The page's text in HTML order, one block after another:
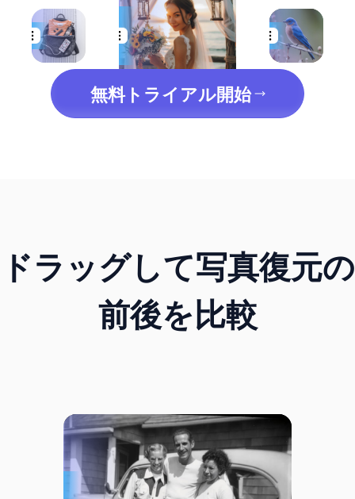
無料トライアル開始
ドラッグして写真復元の
前後を比較